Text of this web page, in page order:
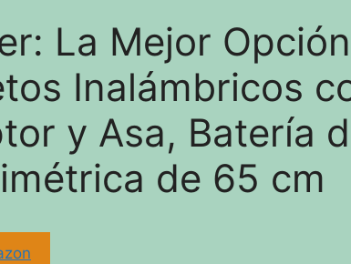
La Mejor
Inalámbricos
y Asa, Batería
de 65 cm